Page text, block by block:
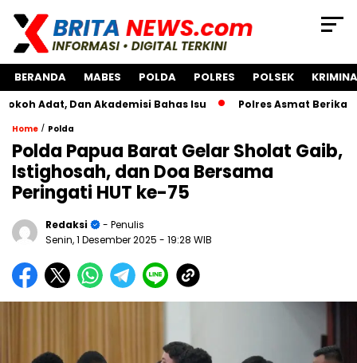
BERANDA MABES POLDA POLRES POLSEK
Dan Akademisi Bahas Isu Polres Asmat Berikan Bantuan
Home / Polda
Polda Papua Barat Gelar Sholat Gaib,
Istighosah, dan Doa Bersama
Peringati HUT ke-75
Redaksi
- Penulis
Senin, 1 Desember 2025 - 19:28 WIB